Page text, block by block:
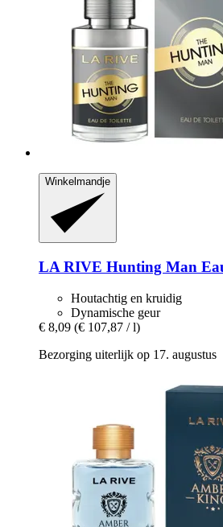
Winkelmandje
LA RIVE Hunting Man
Houtachtig en kruidig
Dynamische geur
€ 8,09 (€ 107,87 / l)
Bezorging uiterlijk op 17. augustus